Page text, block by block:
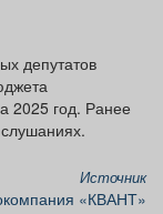
депутатов
2025 год. Ранее
Источник
«КВАНТ»